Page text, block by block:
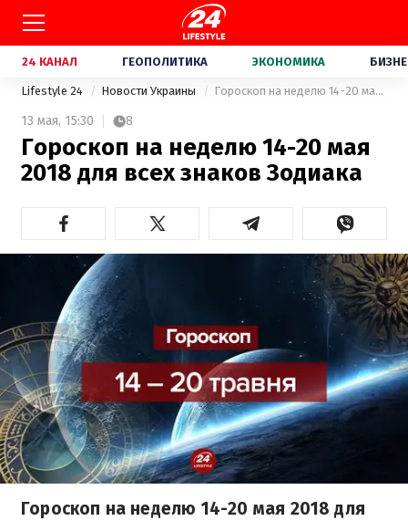
24 КАНАЛ ГЕОПОЛИТИКА ЭКОНОМИКА
Lifestyle 24 Новости Украины Гороскоп на неделю 14-20 мая 2018 для всех знаков Зодиака
13 мая, 15:30 8
Гороскоп на неделю 14-20 мая
2018 для всех знаков Зодиака
Гороскоп на неделю 14-20 мая 2018 для